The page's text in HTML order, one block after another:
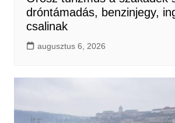
dróntámadás, benzinjegy,
csalinak
augusztus 6, 2026